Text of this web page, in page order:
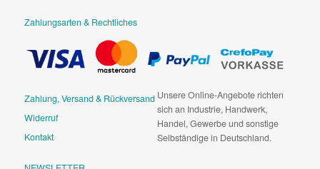
Zahlungsarten & Rechtliches
Zahlung, Versand & Rückversand
Widerruf
Kontakt
Unsere Online-Angebote richten
sich an Industrie, Handwerk,
Handel, Gewerbe und sonstige
Selbständige in Deutschland.